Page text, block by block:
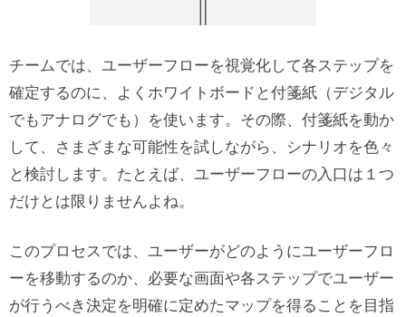
チームでは、ユーザーフローを視覚化して各ステップを
確定するのに、よくホワイトボードと付箋紙（デジタル
でもアナログでも）を使います。その際、付箋紙を動か
して、さまざまな可能性を試しながら、シナリオを色々
と検討します。たとえば、ユーザーフローの入口は１つ
だけとは限りませんよね。
このプロセスでは、ユーザーがどのようにユーザーフロ
ーを移動するのか、必要な画面や各ステップでユーザー
が行うべき決定を明確に定めたマップを得ることを目指